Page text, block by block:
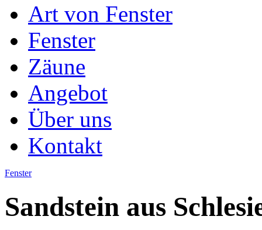
Art von Fenster
Fenster
Zäune
Angebot
Über uns
Kontakt
Fenster
Sandstein aus